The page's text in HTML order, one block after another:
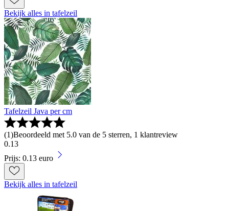
Bekijk alles in tafelzeil
Tafelzeil Java per cm
(1)Beoordeeld met 5.0 van de 5 sterren, 1 klantreview
0.13
Prijs: 0.13 euro
Bekijk alles in tafelzeil